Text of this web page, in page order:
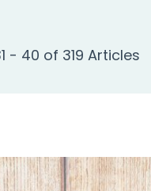
- 40 of 319 Articles